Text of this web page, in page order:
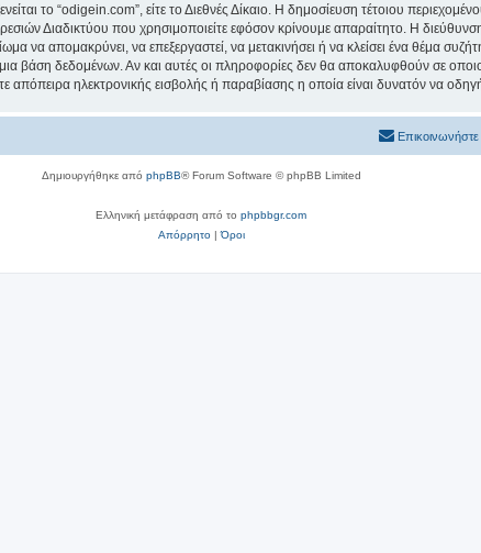
το “odigein.com”, είτε το Διεθνές Δίκαιο. Η δημοσίευση τέτοιου
Διαδικτύου που χρησιμοποιείτε εφόσον κρίνουμε απαραίτητο. Η
να απομακρύνει, να επεξεργαστεί, να μετακινήσει ή να κλείσει ένα θέμα
βάση δεδομένων. Αν και αυτές οι πληροφορίες δεν θα αποκαλυφθούν σε
ηλεκτρονικής εισβολής ή παραβίασης η οποία είναι δυνατόν να
Επικοινωνήστε
Δημιουργήθηκε από phpBB® Forum Software © phpBB Limited
Ελληνική μετάφραση από το phpbbgr.com
Απόρρητο|Όροι